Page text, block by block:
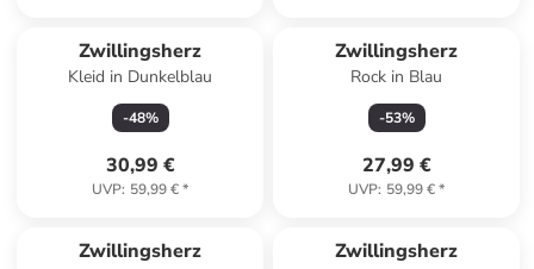
Zwillingsherz
Kleid in Dunkelblau
-48%
30,99 €
UVP: 59,99 €*
Zwillingsherz
Rock in Blau
-53%
27,99 €
UVP: 59,99 €*
Zwillingsherz Zwillingsherz